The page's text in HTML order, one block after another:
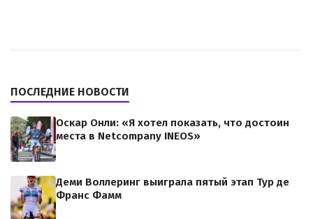
ПОСЛЕДНИЕ НОВОСТИ
Оскар Онли: «Я хотел показать, что достоин
места в Netcompany INEOS»
Деми Воллеринг выиграла пятый этап Тур де
Франс Фамм